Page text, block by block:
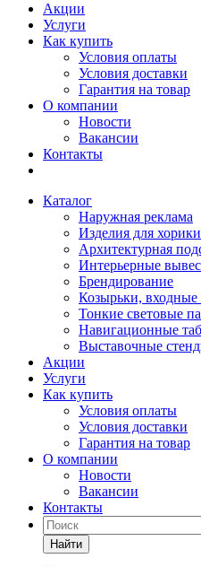
Акции
Услуги
Как купить
Условия оплаты
Условия доставки
Гарантия на товар
О компании
Новости
Вакансии
Контакты
Каталог
Наружная реклама
Изделия для
Архитектурная
Интерьерные
Брендирование
Козырьки,
Тонкие световые
Навигационные
Выставочные
Акции
Услуги
Как купить
Условия оплаты
Условия доставки
Гарантия на товар
О компании
Новости
Вакансии
Контакты
Найти